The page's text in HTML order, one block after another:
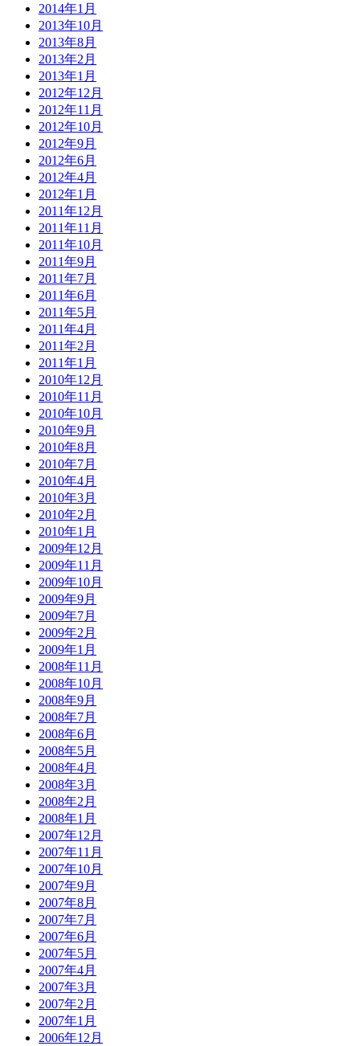
2014年1月
2013年10月
2013年8月
2013年2月
2013年1月
2012年12月
2012年11月
2012年10月
2012年9月
2012年6月
2012年4月
2012年1月
2011年12月
2011年11月
2011年10月
2011年9月
2011年7月
2011年6月
2011年5月
2011年4月
2011年2月
2011年1月
2010年12月
2010年11月
2010年10月
2010年9月
2010年8月
2010年7月
2010年4月
2010年3月
2010年2月
2010年1月
2009年12月
2009年11月
2009年10月
2009年9月
2009年7月
2009年2月
2009年1月
2008年11月
2008年10月
2008年9月
2008年7月
2008年6月
2008年5月
2008年4月
2008年3月
2008年2月
2008年1月
2007年12月
2007年11月
2007年10月
2007年9月
2007年8月
2007年7月
2007年6月
2007年5月
2007年4月
2007年3月
2007年2月
2007年1月
2006年12月